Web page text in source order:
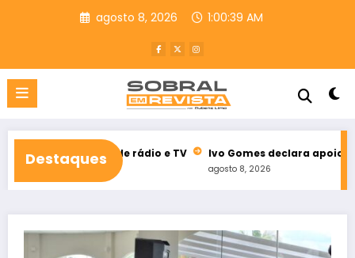
agosto 8, 2026 1:00:41 AM
Destaques
de rádio e TV Ivo Gomes declara apoio à reeleição de